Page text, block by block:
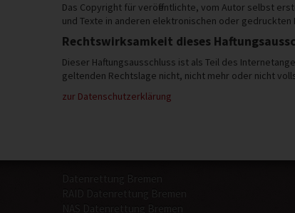
Das Copyright für veröffentlichte, vom Autor selbst
und Texte in anderen elektronischen oder
Rechtswirksamkeit dieses
Dieser Haftungsausschluss ist als Teil des
geltenden Rechtslage nicht, nicht mehr oder nicht
zur Datenschutzerklärung
Datenrettung Bremen
RAID Datenrettung Bremen
NAS Datenrettung Bremen